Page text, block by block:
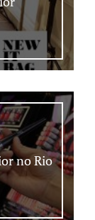
no Rio